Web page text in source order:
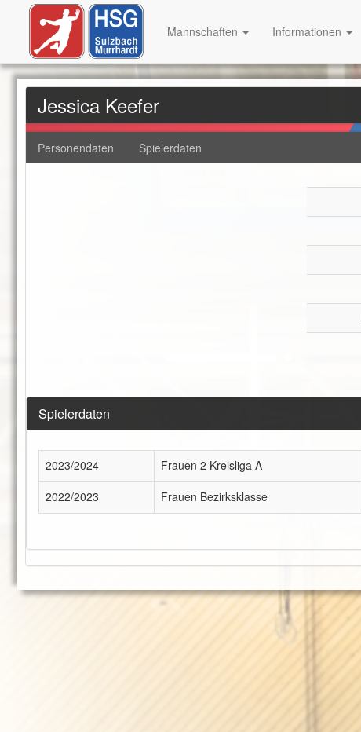
Jessica Keefer
Personendaten Spielerdaten
Spielerdaten
2023/2024 Frauen 2 Kreisliga A
2022/2023 Frauen Bezirksklasse
Mannschaften Informationen